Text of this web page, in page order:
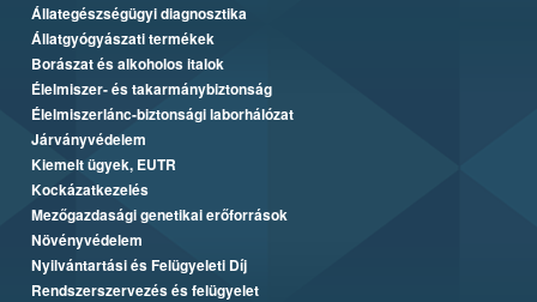
Állategészségügyi diagnosztika
Állatgyógyászati termékek
Borászat és alkoholos italok
Élelmiszer- és takarmánybiztonság
Élelmiszerlánc-biztonsági laborhálózat
Járványvédelem
Kiemelt ügyek, EUTR
Kockázatkezelés
Mezőgazdasági genetikai erőforrások
Növényvédelem
Nyilvántartási és Felügyeleti Díj
Rendszerszervezés és felügyelet